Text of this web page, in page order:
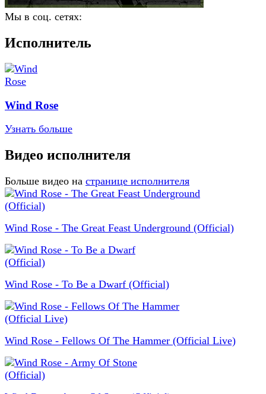
Мы в соц. сетях:
Исполнитель
Wind Rose
Узнать больше
Видео исполнителя
Больше видео на странице исполнителя
Wind Rose - The Great Feast Underground (Official)
Wind Rose - To Be a Dwarf (Official)
Wind Rose - Fellows Of The Hammer (Official Live)